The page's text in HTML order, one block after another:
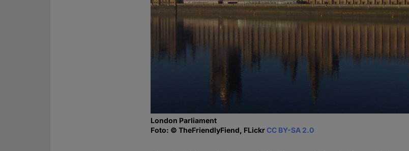
London Parliament
Foto: © TheFriendlyFiend, FLickrCC BY-SA 2.0